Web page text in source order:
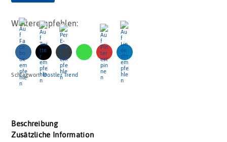
Weiterempfehlen:
Schlagwort:Dostler Trend
Beschreibung
Zusätzliche Information